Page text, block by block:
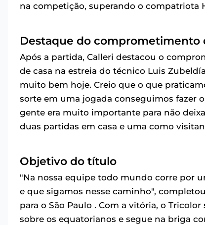
na competição, superando o compatriota
Destaque do comprometimento
Após a partida, Calleri destacou o
de casa na estreia do técnico Luis
muito bem hoje. Creio que o que
sorte em uma jogada conseguimos fazer
gente era muito importante para não
duas partidas em casa e uma como
Objetivo do título
"Na nossa equipe todo mundo corre por
e que sigamos nesse caminho",
para o São Paulo . Com a vitória, o
sobre os equatorianos e segue na briga